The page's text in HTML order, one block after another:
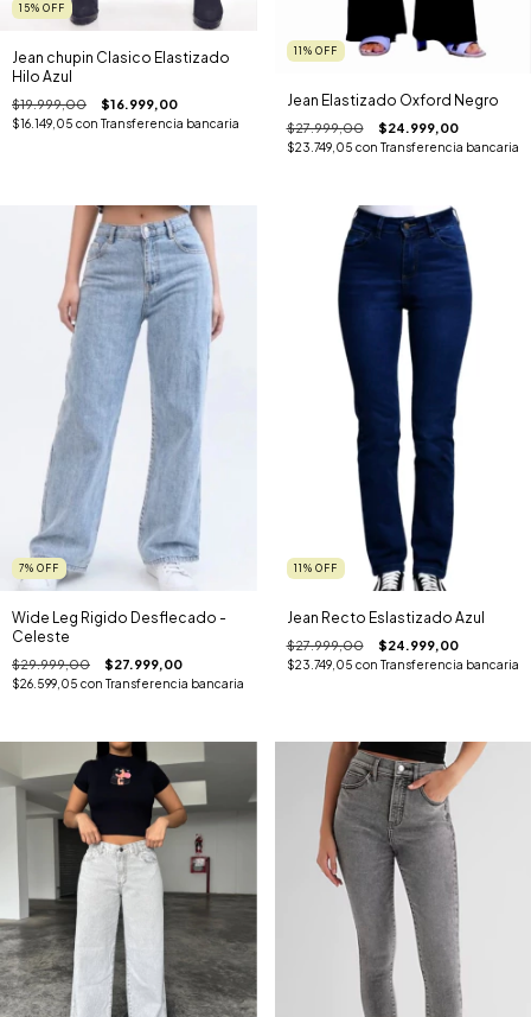
15% OFF
Jean chupin Clasico Elastizado
Hilo Azul
$19.999,00 $16.999,00
$16.149,05 con Transferencia bancaria
11 % OFF
Jean Elastizado Oxford Negro
$27.999,00 $24.999,00
$23.749,05 con Transferencia bancaria
7% OFF
Wide Leg Rigido Desflecado -
Celeste
$29.999,00 $27.999,00
$26.599,05 con Transferencia bancaria
11 % OFF
Jean Recto Eslastizado Azul
$27.999,00 $24.999,00
$23.749,05 con Transferencia bancaria